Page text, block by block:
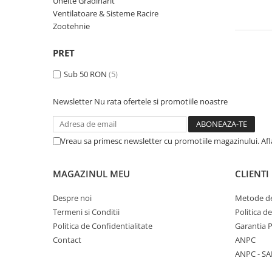
Cuptoare incorporabile
Deshidratoare carne & fructe &
Electrocasnice mici
Aparate de vidat
Espressoare & Cafetiere
Friteuze aer cald
Gratare Electrice
Masini de tocat carne
Mixere bucatarie
Prajitoare de paine
Roboti de bucatarie
Slefuitoare
Vibratoare beton
Prelungitoare
Rotopercutoare
Taietoare de Beton & Asfalt
Trimmere & Motocoase
Truse de Scule & Unelte
Ventilatoare & Sisteme Racire
Zootehnie
PRET
Sub 50 RON (5)
Newsletter Nu rata ofertele si promotiile noastre
Vreau sa primesc newsletter cu promotiile magazinului.
MAGAZINUL MEU
Despre noi
Termeni si Conditii
Politica de Confidentialitate
Contact
CLIENTI
Metode
Politica
Garantia
ANPC
ANPC -